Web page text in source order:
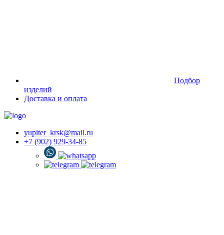
Подбор
изделий
Доставка и оплата
yupiter_krsk@mail.ru
+7 (902) 929-34-85